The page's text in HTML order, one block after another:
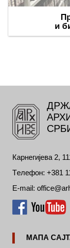
и
Карнегијева 2,
Tелефон: +381
E-mail:
МАПА